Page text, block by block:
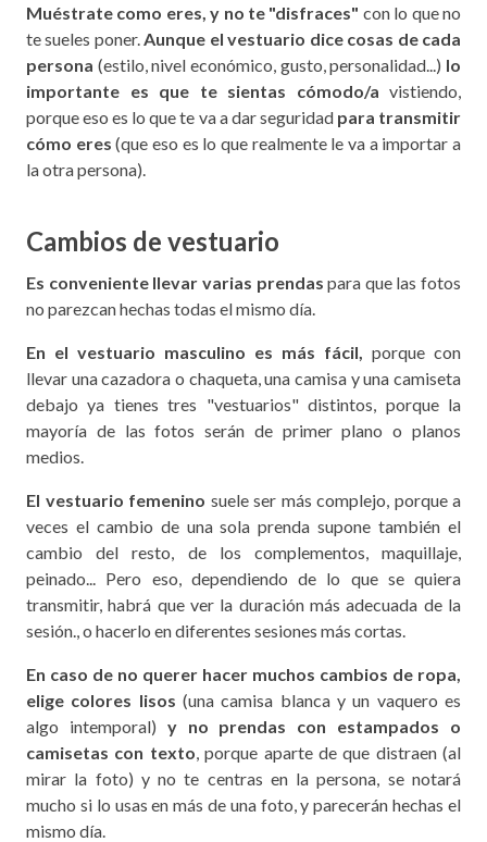
Muéstrate como eres, y no te "disfraces" con lo que no
te sueles poner. Aunque el vestuario dice cosas de cada
persona (estilo, nivel económico, gusto, personalidad...) lo
importante es que te sientas cómodo/a vistiendo,
porque eso es lo que te va a dar seguridad para transmitir
cómo eres (que eso es lo que realmente le va a importar a
la otra persona).
Cambios de vestuario
Es conveniente llevar varias prendas para que las fotos
no parezcan hechas todas el mismo día.
En el vestuario masculino es más fácil, porque con
llevar una cazadora o chaqueta, una camisa y una camiseta
debajo ya tienes tres "vestuarios" distintos, porque la
mayoría de las fotos serán de primer plano o planos
medios.
El vestuario femenino suele ser más complejo, porque a
veces el cambio de una sola prenda supone también el
cambio del resto, de los complementos, maquillaje,
peinado... Pero eso, dependiendo de lo que se quiera
transmitir, habrá que ver la duración más adecuada de la
sesión., o hacerlo en diferentes sesiones más cortas.
En caso de no querer hacer muchos cambios de ropa,
elige colores lisos (una camisa blanca y un vaquero es
algo intemporal) y no prendas con estampados o
camisetas con texto , porque aparte de que distraen (al
mirar la foto) y no te centras en la persona, se notará
mucho si lo usas en más de una foto, y parecerán hechas el
mismo día.